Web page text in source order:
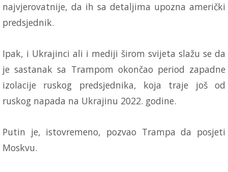
najvjerovatnije, da ih sa detaljima upozna američki
predsjednik.
Ipak, i Ukrajinci ali i mediji širom svijeta slažu se da
je sastanak sa Trampom okončao period zapadne
izolacije ruskog predsjednika, koja traje još od
ruskog napada na Ukrajinu 2022. godine.
Putin je, istovremeno, pozvao Trampa da posjeti
Moskvu.